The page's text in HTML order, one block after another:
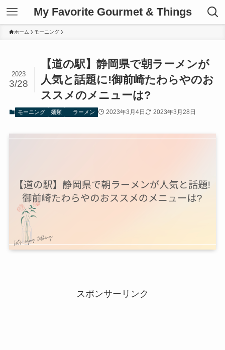
My Favorite Gourmet & Things
ホーム モーニング
【道の駅】静岡県で朝ラーメンが
人気と話題に!御前崎たわらやのお
ススメのメニューは?
2023
3/28
モーニング 麺類 ラーメン 2023年3月4日 2023年3月28日
スポンサーリンク